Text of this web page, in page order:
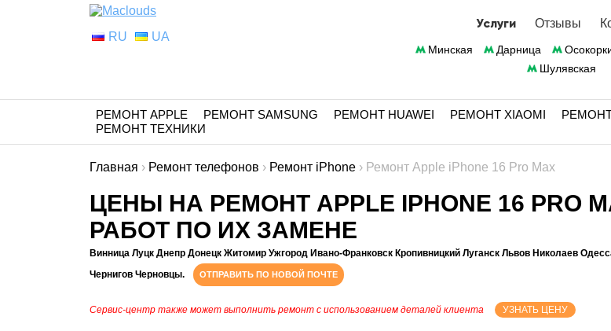
RU UA
Услуги Отзывы
Минская Дарница
Шулявская
РЕМОНТ APPLE РЕМОНТ SAMSUNG РЕМОНТ HUAWEI РЕМОНТ XIAOMI РЕМОНТ
РЕМОНТ ТЕХНИКИ
Главная › Ремонт телефонов › Ремонт iPhone › Ремонт Apple iPhone 16 Pro Max
ЦЕНЫ НА РЕМОНТ APPLE IPHONE 16 PRO
РАБОТ ПО ИХ ЗАМЕНЕ
Винница Луцк Днепр Донецк Житомир Ужгород Ивано-Франковск Кропивницкий Луганск Львов Николаев
Чернигов Черновцы.
ОТПРАВИТЬ ПО НОВОЙ ПОЧТЕ
Сервис-центр также может выполнить ремонт с использованием деталей клиента УЗНАТЬ ЦЕНУ